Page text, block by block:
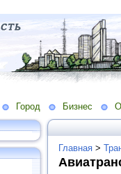
Город Бизнес
Главная >